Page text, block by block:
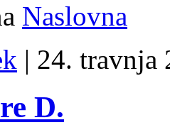
Naslovna
| 24. travnja
D.